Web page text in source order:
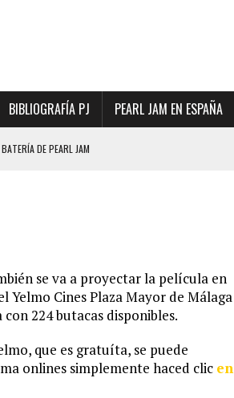
BIBLIOGRAFÍA PJ PEARL JAM EN ESPAÑA
DE PEARL JAM
EN VINILO.
SOBRE SU FUTURA FORMACIÓN
DE LA HISTORIA DE PEARL JAM
se va a proyectar la película en
Yelmo Cines Plaza Mayor de Málaga
224 butacas disponibles.
que es gratuíta, se puede
onlines simplemente haced clic en